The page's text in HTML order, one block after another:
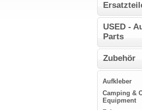
USED -
Parts
Zubehör
Aufkleber
Camping &
Equipment